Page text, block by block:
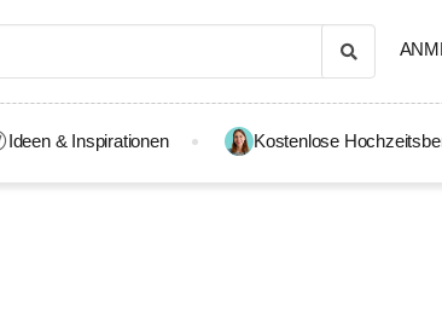
Ideen & Inspirationen Kostenlose